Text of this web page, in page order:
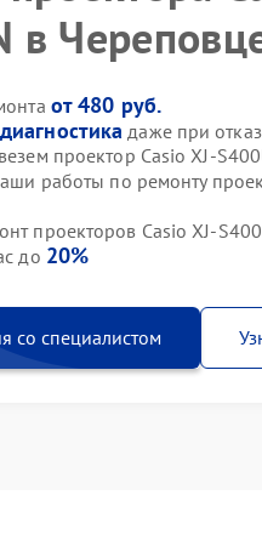
в
от 480 руб.
даже при
проектор Casio XJ-
работы по ремонту
проекторов Casio XJ-
до 20%
со специалистом